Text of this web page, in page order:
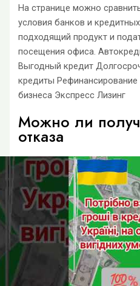
На странице можно
условия банков и
подходящий продукт и
посещения офиса.
Выгодный кредит
кредиты
бизнеса Экспресс Лизинг
Можно ли
отказа